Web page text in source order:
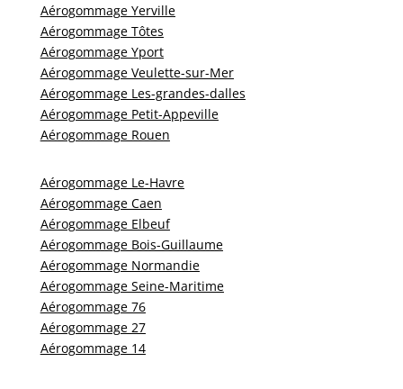
Aérogommage Yerville
Aérogommage Tôtes
Aérogommage Yport
Aérogommage Veulette-sur-Mer
Aérogommage Les-grandes-dalles
Aérogommage Petit-Appeville
Aérogommage Rouen
Aérogommage Le-Havre
Aérogommage Caen
Aérogommage Elbeuf
Aérogommage Bois-Guillaume
Aérogommage Normandie
Aérogommage Seine-Maritime
Aérogommage 76
Aérogommage 27
Aérogommage 14